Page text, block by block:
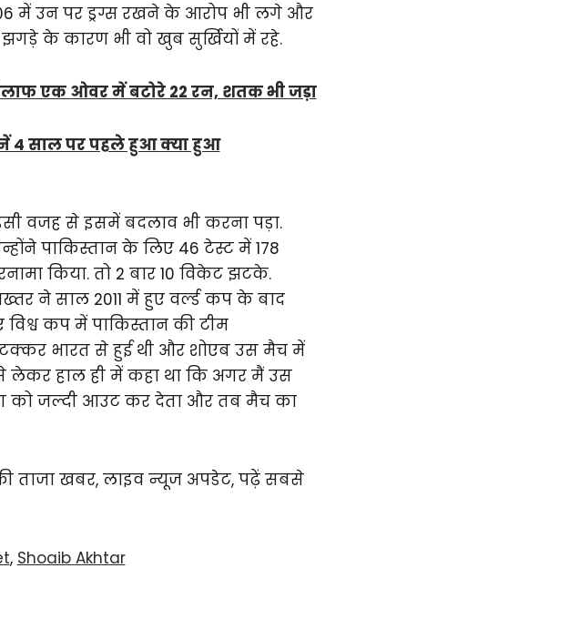
में उन पर ड्रग्स रखने के आरोप भी लगे और
के कारण भी वो खुब सुर्खियों में रहे.
एक ओवर में बटोरे 22 रन, शतक भी जड़ा
4 साल पर पहले हुआ क्या हुआ
वजह से इसमें बदलाव भी करना पड़ा.
पाकिस्तान के लिए 46 टेस्ट में 178
किया. तो 2 बार 10 विकेट झटके.
ने साल 2011 में हुए वर्ल्ड कप के बाद
कप में पाकिस्तान की टीम
भारत से हुई थी और शोएब उस मैच में
लेकर हाल ही में कहा था कि अगर मैं उस
को जल्दी आउट कर देता और तब मैच का
ताजा खबर, लाइव न्यूज अपडेट, पढ़ें सबसे
, Shoaib Akhtar